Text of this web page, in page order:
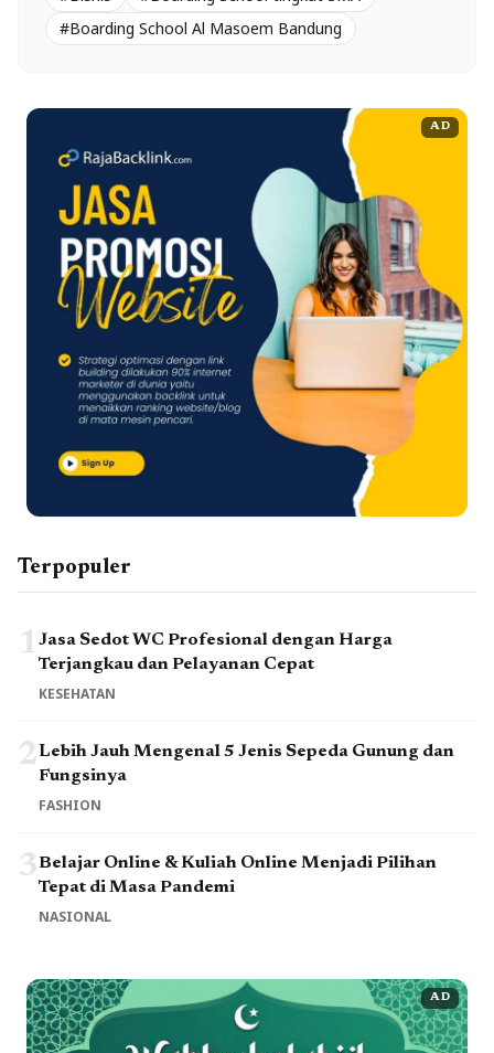
#Boarding School Al Masoem Bandung
AD
Terpopuler
1Jasa Sedot WC Profesional dengan Harga
Terjangkau dan Pelayanan Cepat
KESEHATAN
2Lebih Jauh Mengenal 5 Jenis Sepeda Gunung dan
Fungsinya
FASHION
3Belajar Online & Kuliah Online Menjadi Pilihan
Tepat di Masa Pandemi
NASIONAL
AD